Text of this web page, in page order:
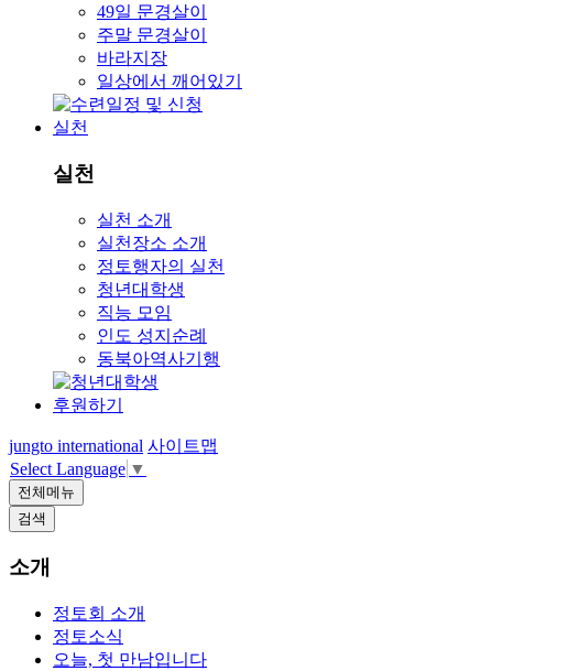
49일 문경살이
주말 문경살이
바라지장
일상에서 깨어있기
실천
실천
실천 소개
실천장소 소개
정토행자의 실천
청년대학생
직능 모임
인도 성지순례
동북아역사기행
후원하기
jungto international 사이트맵
Select Language ▼
전체메뉴
검색
소개
정토회 소개
정토소식
오늘, 첫 만남입니다